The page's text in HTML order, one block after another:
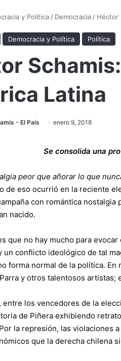
y Política / Democracia / Héctor
Democracia y Política Política
Latina
- El País enero 9, 2018
Se consolida una
peor que añorar lo que
de eso ocurrió en la reciente
con romántica
nacido.
que no hay mucho para
un conflicto ideológico de tal
forma normal de la política.
y otros talentosos artistas;
entre los vencedores de la
de Piñera exhibiendo
la represión, las violaciones
que la derecha chilena